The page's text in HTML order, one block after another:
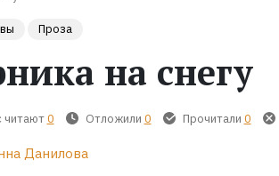
Проза
на снегу
читают 0 Отложили 0 Прочитали 0
Данилова